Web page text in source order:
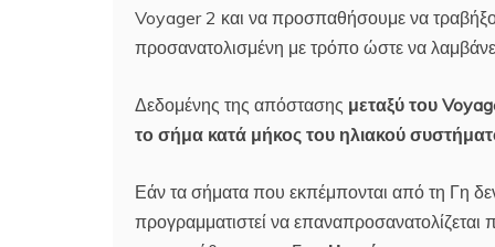
Voyager 2 και να προσπαθήσουμε να
προσανατολισμένη με τρόπο ώστε να
Δεδομένης της απόστασης μεταξύ του
το σήμα κατά μήκος του ηλιακού
Εάν τα σήματα που εκπέμπονται από τη Γη
προγραμματιστεί να